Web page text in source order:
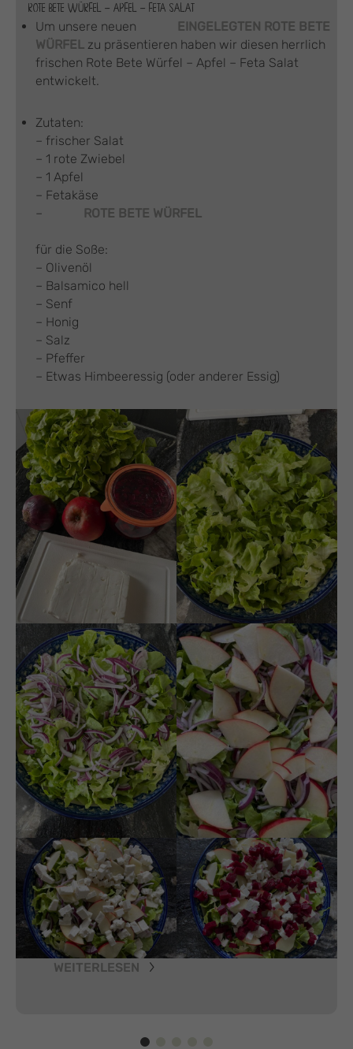
ROTE BETE WÜRFEL – APFEL – FETA SALAT
Um unsere neuen
EINGELEGTEN ROTE BETE
WÜRFEL zu präsentieren haben wir diesen herrlich
frischen Rote Bete Würfel – Apfel – Feta Salat
entwickelt.
Zutaten:
– frischer Salat
– 1 rote Zwiebel
– 1 Apfel
– Fetakäse
–
ROTE BETE WÜRFEL
für die Soße:
– Olivenöl
– Balsamico hell
– Senf
– Honig
– Salz
– Pfeffer
– Etwas Himbeeressig (oder anderer Essig)
WEITERLESEN